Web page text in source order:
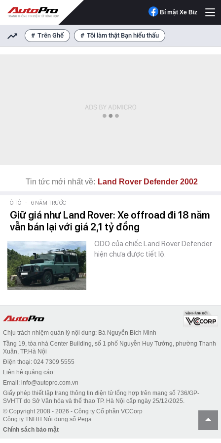
Bí mật Xe Biz
Trên Ghế Tôi làm thật Bạn hiểu thấu
Tin tức mới nhất về: Land Rover Defender 2002
Ô TÔ - 6 NĂM TRƯỚC
Giữ giá như Land Rover: Xe offroad đi 18 năm
vẫn bán lại với giá 2,1 tỷ đồng
ODO của chiếc Land Rover Defender
hiện chưa được tiết lộ.
Chịu trách nhiệm quản lý nội dung: Bà Nguyễn Bích Minh
Tầng 19, tòa nhà Center Building, số 1 phố Nguyễn Huy Tưởng, phường Thanh
Xuân, TP.Hà Nội
Điện thoại: 024 7309 5555
Liên hệ quảng cáo:
Email: info@autopro.com.vn
Giấy phép thiết lập trang thông tin điện tử tổng hợp trên mạng số 736/GP-
SVHTT do Sở Văn hóa và thể thao TP. Hà Nội cấp ngày 25/12/2025.
© Copyright 2008 - 2026 - Công ty Cổ phần VCCorp
Công ty TNHH Nội dung số Pega
Chính sách bảo mật